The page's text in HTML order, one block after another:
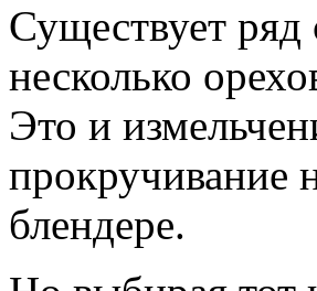
Существует
несколько
Это и
прокручивание
блендере.